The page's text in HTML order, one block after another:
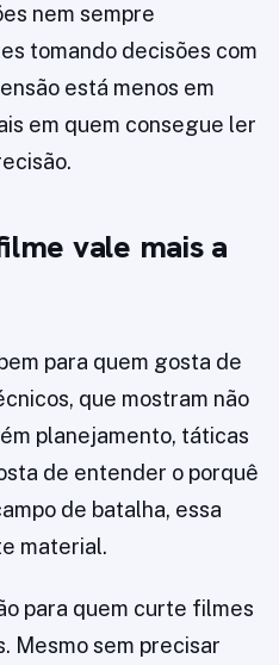
nem sempre
tomando decisões com
está menos em
em quem consegue ler
vale mais a
para quem gosta de
que mostram não
planejamento, táticas
de entender o porquê
de batalha, essa
material.
para quem curte filmes
Mesmo sem precisar